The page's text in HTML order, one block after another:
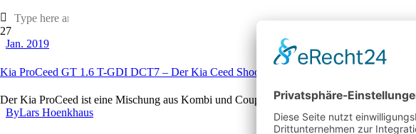
27
Jan. 2019
Kia ProCeed GT 1.6 T-GDI DCT7 – Der Kia Ceed Shooting Brake im Test
Der Kia ProCeed ist eine Mischung aus Kombi und Coupé. Als sogenannter Shooting
ByLars Hoenkhaus